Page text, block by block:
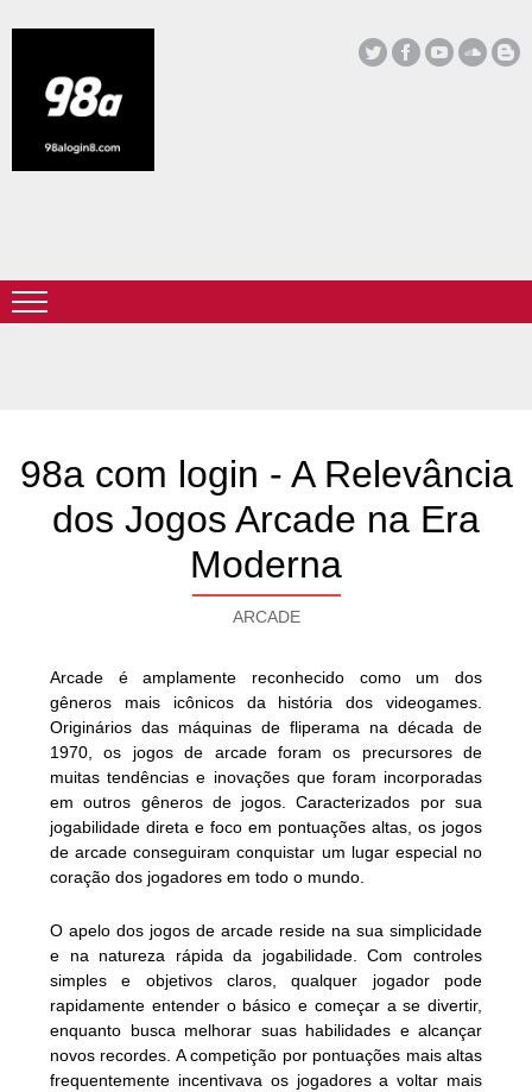
98a com login - A Relevância
dos Jogos Arcade na Era
Moderna
ARCADE
Arcade é amplamente reconhecido como um dos
gêneros mais icônicos da história dos videogames.
Originários das máquinas de fliperama na década de
1970, os jogos de arcade foram os precursores de
muitas tendências e inovações que foram incorporadas
em outros gêneros de jogos. Caracterizados por sua
jogabilidade direta e foco em pontuações altas, os jogos
de arcade conseguiram conquistar um lugar especial no
coração dos jogadores em todo o mundo.
O apelo dos jogos de arcade reside na sua simplicidade
e na natureza rápida da jogabilidade. Com controles
simples e objetivos claros, qualquer jogador pode
rapidamente entender o básico e começar a se divertir,
enquanto busca melhorar suas habilidades e alcançar
novos recordes. A competição por pontuações mais altas
frequentemente incentivava os jogadores a voltar mais